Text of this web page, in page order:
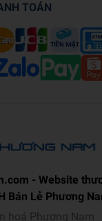
TOÁN
- Website
Bán Lẻ Phương
hoá Phương Nam